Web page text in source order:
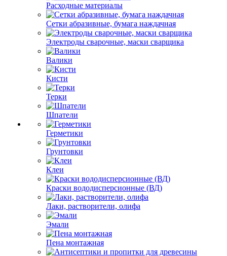
Расходные материалы
Сетки абразивные, бумага наждачная
Электроды сварочные, маски сварщика
Валики
Кисти
Терки
Шпатели
Герметики
Грунтовки
Клеи
Краски вододисперсионные (ВД)
Лаки, растворители, олифа
Эмали
Пена монтажная